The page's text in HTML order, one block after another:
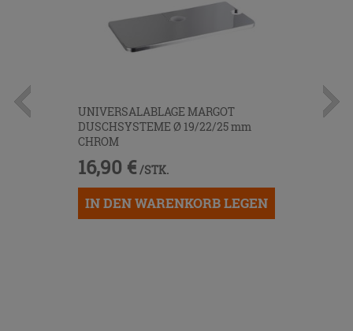
UNIVERSALABLAGE MARGOT
DUSCHSYSTEME Ø 19/22/25 mm
CHROM
16,90 € /STK.
IN DEN WARENKORB LEGEN